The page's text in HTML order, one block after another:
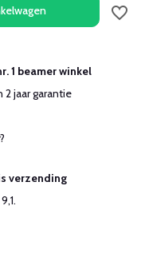
1 beamer winkel
jaar garantie
verzending